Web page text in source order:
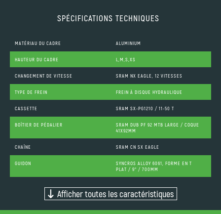
SPÉCIFICATIONS TECHNIQUES
MATÉRIAU DU CADRE ALUMINIUM
HAUTEUR DU CADRE L,M,S,XS
CHANGEMENT DE VITESSE SRAM NX EAGLE, 12 VITESSES
TYPE DE FREIN FREIN À DISQUE HYDRAULIQUE
CASSETTE SRAM SX-PG1210 / 11-50 T
BOÎTIER DE PÉDALIER
SRAM DUB PF 92 MTB LARGE / COQUE
41X92MM
CHAÎNE SRAM CN SX EAGLE
GUIDON
SYNCROS ALLOY 6061, FORME EN T
PLAT / 9° / 700MM
Afficher toutes les caractéristiques